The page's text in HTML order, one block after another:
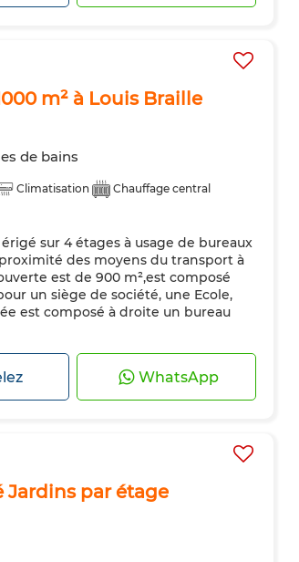
m² à Louis Braille
de bains
Climatisation
Chauffage central
sur 4 étages à usage de bureaux
des moyens du transport à
est de 900 m²,est composé
un siège de société, une Ecole,
est composé à droite un bureau
WhatsApp
Jardins par étage